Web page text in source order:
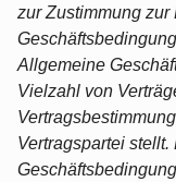
zur Zustimmung
Allgemeine
Vielzahl von
Vertragspartei